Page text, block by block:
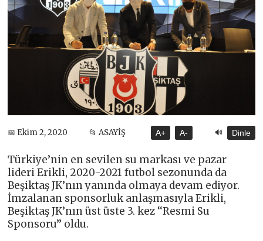
📅 Ekim 2, 2020 📂 ASAYİŞ A+ A- 🔊 Dinle
Türkiye’nin en sevilen su markası ve pazar
lideri Erikli, 2020-2021 futbol sezonunda da
Beşiktaş JK’nın yanında olmaya devam ediyor.
İmzalanan sponsorluk anlaşmasıyla Erikli,
Beşiktaş JK’nın üst üste 3. kez ‘‘Resmi Su
Sponsoru’’ oldu.